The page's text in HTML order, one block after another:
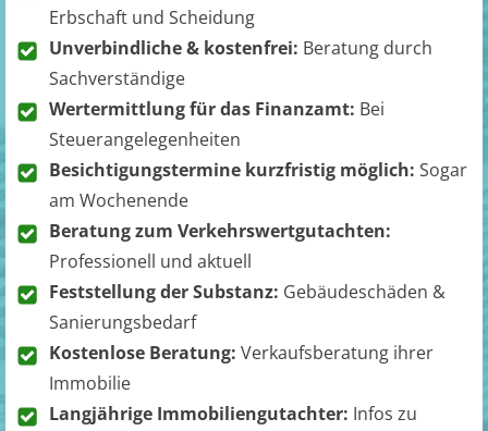
Erbschaft und Scheidung
Unverbindliche & kostenfrei: Beratung durch
Sachverständige
Wertermittlung für das Finanzamt: Bei
Steuerangelegenheiten
Besichtigungstermine kurzfristig möglich: Sogar
am Wochenende
Beratung zum Verkehrswertgutachten:
Professionell und aktuell
Feststellung der Substanz: Gebäudeschäden &
Sanierungsbedarf
Kostenlose Beratung: Verkaufsberatung ihrer
Immobilie
Langjährige Immobiliengutachter: Infos zu